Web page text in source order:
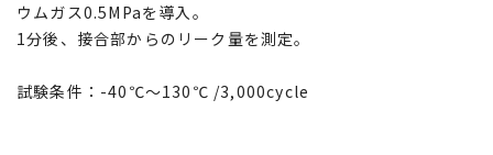
ウムガス0.5MPaを導入。
1分後、接合部からのリーク量を測定。
試験条件：-40℃～130℃ /3,000cycle